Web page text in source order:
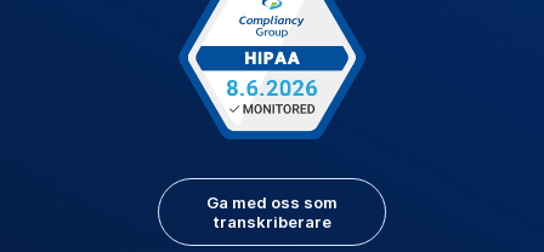
Ga med oss som
transkriberare